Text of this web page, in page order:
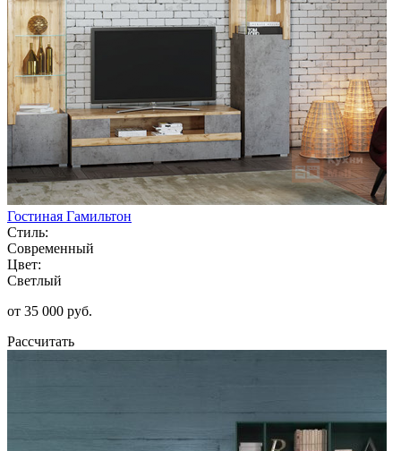
Гостиная Гамильтон
Стиль:
Современный
Цвет:
Светлый
от 35 000 руб.
Рассчитать